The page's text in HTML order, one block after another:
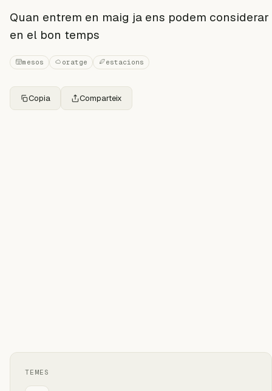
Quan entrem en maig ja ens podem considerar
en el bon temps
mesos oratge estacions
Copia Comparteix
TEMES